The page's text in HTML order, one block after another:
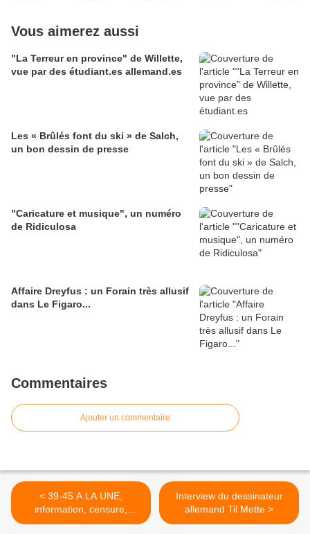
Vous aimerez aussi
"La Terreur en province" de Willette,
vue par des étudiant.es allemand.es
Les « Brûlés font du ski » de Salch,
un bon dessin de presse
"Caricature et musique", un numéro
de Ridiculosa
Affaire Dreyfus : un Forain très allusif
dans Le Figaro...
Commentaires
Ajouter un commentaire
< 39-45 A LA UNE,
information, censure,
propagande : exposition
Interview du dessinateur
allemand Til Mette >